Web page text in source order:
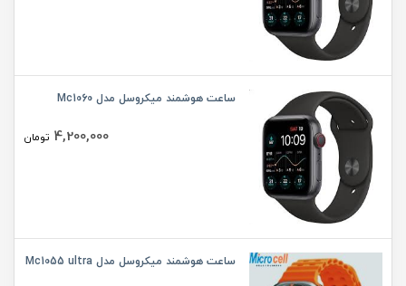
ساعت هوشمند میکروسل مدل Mc1060
4,200,000 تومان
ساعت هوشمند میکروسل مدل Mc1055 ultra